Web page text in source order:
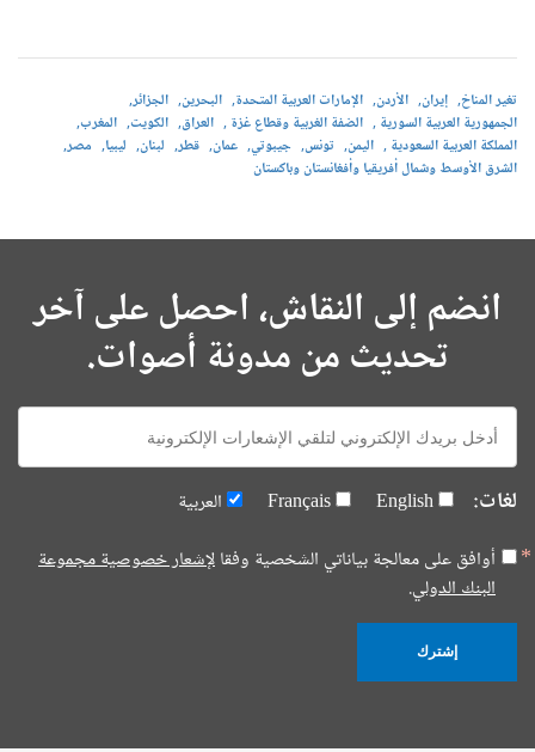
تغير المناخ إيران الأردن الإمارات العربية المتحدة البحرين الجزائر
الجمهورية العربية السورية
الضفة الغربية وقطاع غزة العراق الكويت المغرب
المملكة العربية السعودية
اليمن تونس جيبوتي عمان قطر لبنان ليبيا
مصر
الشرق الأوسط وشمال أفريقيا وأفغانستان وباكستان
انضم إلى النقاش، احصل على آخر
تحديث من مدونة أصوات.
E-
mail:
لغات: English
Français
العربية
أوافق على معالجة بياناتي الشخصية وفقالإشعار خصوصية مجموعة
البنك الدولي.
إشترك